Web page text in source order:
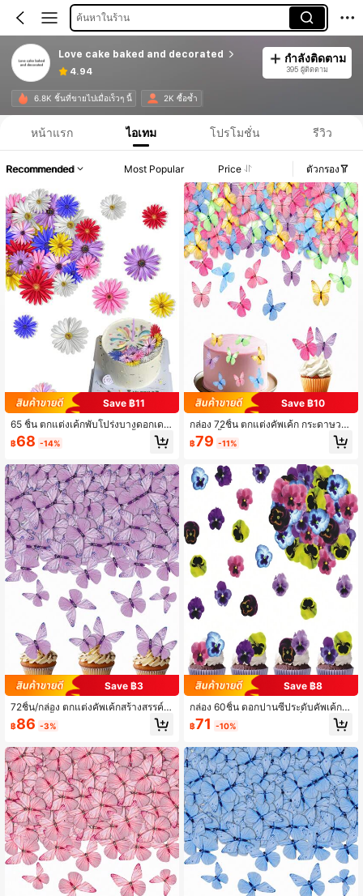
ค้นหาในร้าน
Love cake baked and decorated
4.94
กำลังติดตาม
395 ผู้ติดตาม
6.8K ชิ้นที่ขายไปเมื่อเร็วๆ นี้ 2K ซื้อซ้ำ
หน้าแรก ไอเทม โปรโมชั่น รีวิว
Recommended Most Popular Price ตัวกรอง
Save ฿11
65 ชิ้น ตกแต่งเค้กพับโปร่งบางดอกเดซี่
ตกแต่งงานปาร์ตีวันเกิด กระเบื้องดอกท
านตะวัน ตกแต่งเค้กสำหรับงานฝักอาบ
เค้กวันเกิด อุปกรณ์ตกแต่งอาหาร สีผสม
฿68 -14%
Save ฿3
72ชิ้น/กล่อง ตกแต่งคัพเค้กสร้างสรรค์ ล
วดลายผีเสื้อคริสตัลสีม่วง ของใช้ในงาน
วันเกิด กระดาษชนิดวาเฟอร์พิมพ์
฿86 -3%
Save ฿10
กล่อง 72ชิ้น ตกแต่งคัพเค้ก กระดาษวาเ
ฟอร์ผีเสื้อสีสันหลากหลาย, ของตกแต่งจ
านของหวานงานวันเกิด
฿79 -11%
Save ฿8
กล่อง 60ชิ้น ดอกปานซีประดับคัพเค้ก,
ตกแต่งเค้กวันเกิด ส่วนบนที่พิมพ์บนกระ
ดาษสาก
฿71 -10%